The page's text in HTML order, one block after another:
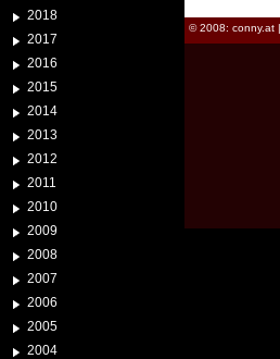
2018
2017
2016
2015
2014
2013
2012
2011
2010
2009
2008
2007
2006
2005
2004
© 2008: conny.at |